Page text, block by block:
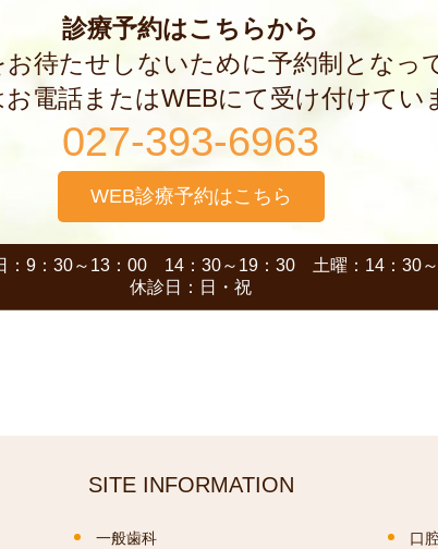
診療予約はこちらから
待たせしないために予約制となっ
電話またはWEBにて受け付けてい
027-393-6963
WEB診療予約はこちら
：9：30～13：00 14：30～19：30 土曜：14：30
休診日：日・祝
SITE INFORMATION
一般歯科 口